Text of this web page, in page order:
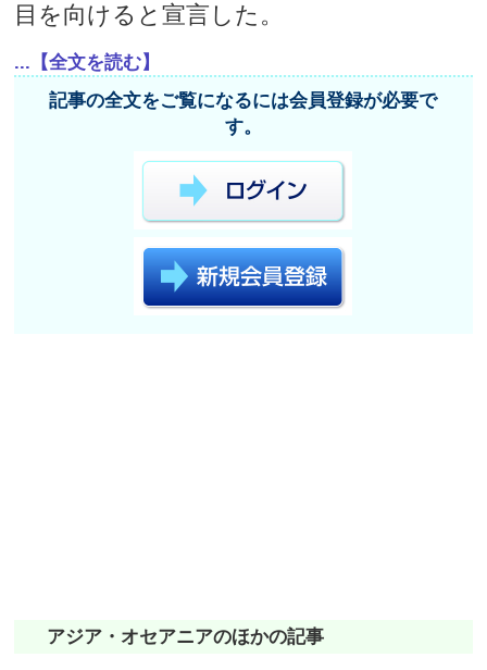
目を向けると宣言した。
...【全文を読む】
記事の全文をご覧になるには会員登録が必要で
す。
アジア・オセアニアのほかの記事